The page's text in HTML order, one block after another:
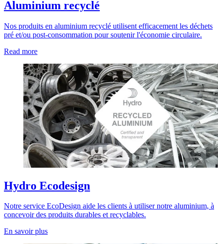
Aluminium recyclé
Nos produits en aluminium recyclé utilisent efficacement les déchets
pré et/ou post-consommation pour soutenir l'économie circulaire.
Read more
Hydro Ecodesign
Notre service EcoDesign aide les clients à utiliser notre aluminium, à
concevoir des produits durables et recyclables.
En savoir plus